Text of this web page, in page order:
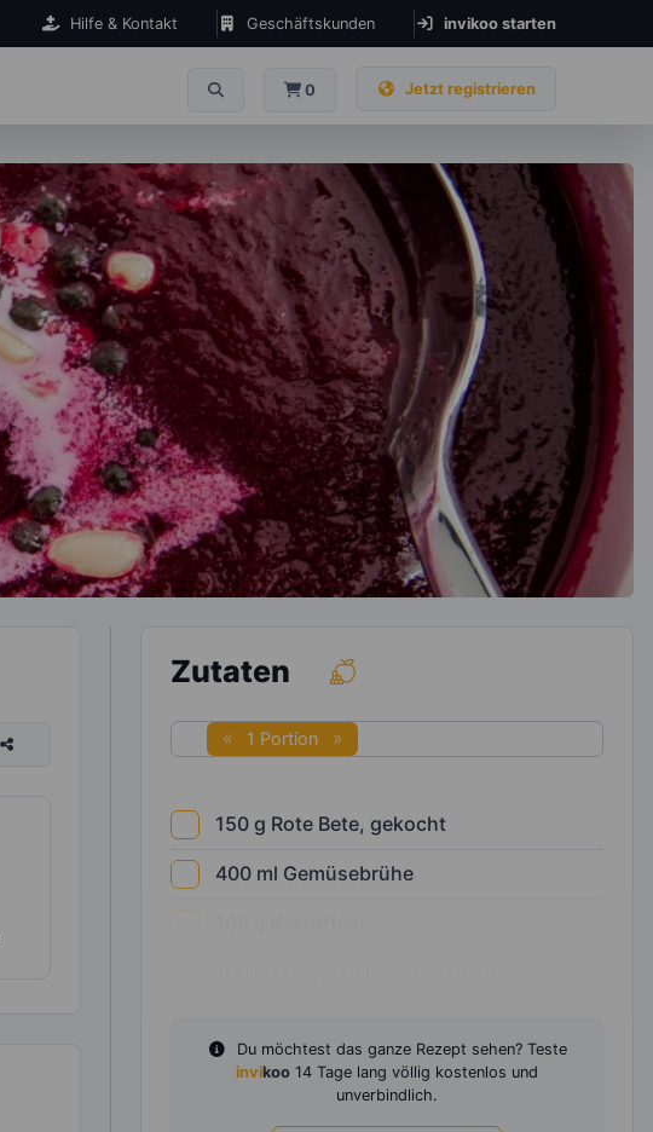
Hilfe & Kontakt Geschäftskunden invikoo starten
0 Jetzt registrieren
Zutaten
1 Portion
150 g Rote Bete, gekocht
400 ml Gemüsebrühe
Du möchtest das ganze Rezept sehen? Teste
invikoo 14 Tage lang völlig kostenlos und
unverbindlich.